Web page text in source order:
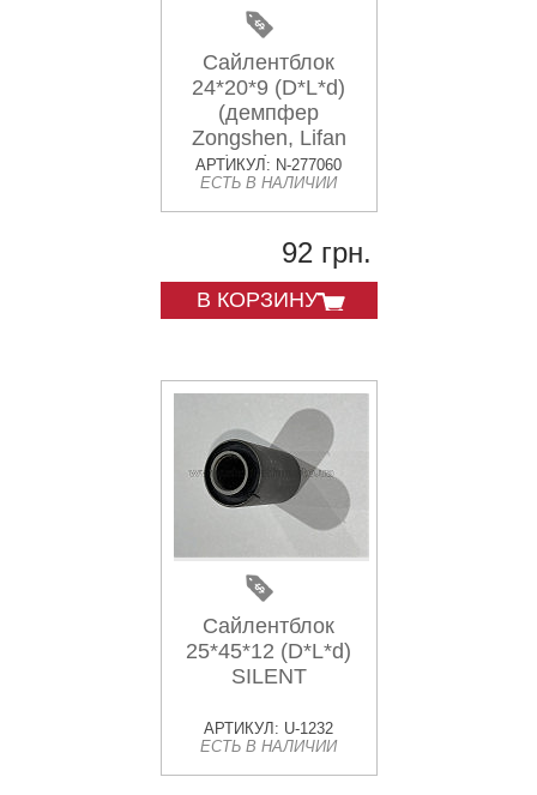
Сайлентблок
24*20*9 (D*L*d)
(демпфер
Zongshen, Lifan
125/150) SILENT
АРТИКУЛ: N-277060
ЕСТЬ В НАЛИЧИИ
92 грн.
В КОРЗИНУ
Сайлентблок
25*45*12 (D*L*d)
SILENT
АРТИКУЛ: U-1232
ЕСТЬ В НАЛИЧИИ